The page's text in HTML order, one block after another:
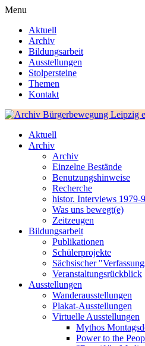
Menu
Aktuell
Archiv
Bildungsarbeit
Ausstellungen
Stolpersteine
Themen
Kontakt
Aktuell
Archiv
Archiv
Einzelne Bestände
Benutzungshinweise
Recherche
histor. Interviews 1979-
Was uns bewegt(e)
Zeitzeugen
Bildungsarbeit
Publikationen
Schülerprojekte
Sächsischer
Veranstaltungsrückblick
Ausstellungen
Wanderausstellungen
Plakat-Ausstellungen
Virtuelle Ausstellungen
Mythos
Power to the